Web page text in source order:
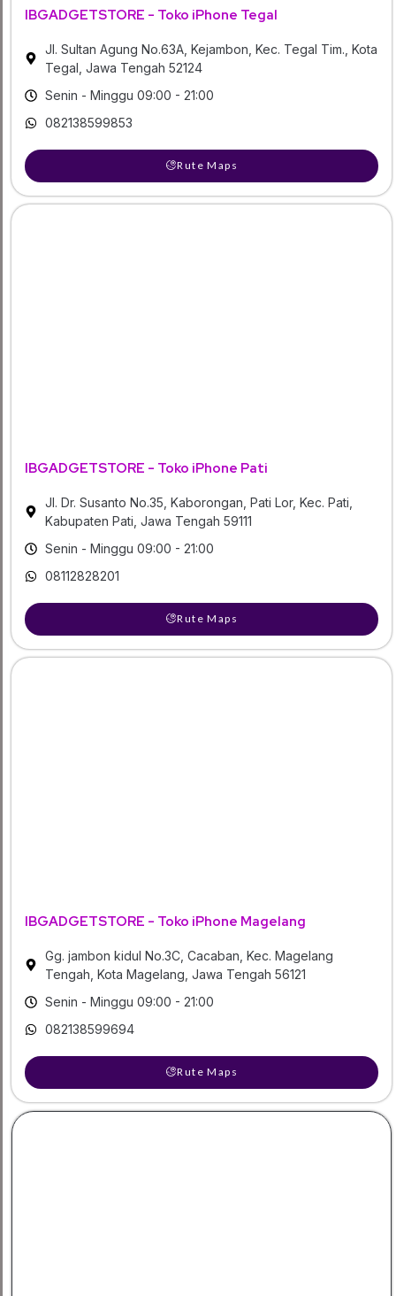
IBGADGETSTORE - Toko iPhone Tegal
Jl. Sultan Agung No.63A, Kejambon, Kec. Tegal Tim., Kota
Tegal, Jawa Tengah 52124
Senin - Minggu 09:00 - 21:00
082138599853
Rute Maps
IBGADGETSTORE - Toko iPhone Pati
Jl. Dr. Susanto No.35, Kaborongan, Pati Lor, Kec. Pati,
Kabupaten Pati, Jawa Tengah 59111
Senin - Minggu 09:00 - 21:00
08112828201
Rute Maps
IBGADGETSTORE - Toko iPhone Magelang
Gg. jambon kidul No.3C, Cacaban, Kec. Magelang
Tengah, Kota Magelang, Jawa Tengah 56121
Senin - Minggu 09:00 - 21:00
082138599694
Rute Maps